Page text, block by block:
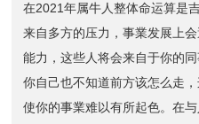
在2021年属牛人整体命运算是
来自多方的压力，事業发展上
能力，这些人将会来自于你的
你自己也不知道前方该怎么走
使你的事業难以有所起色。在